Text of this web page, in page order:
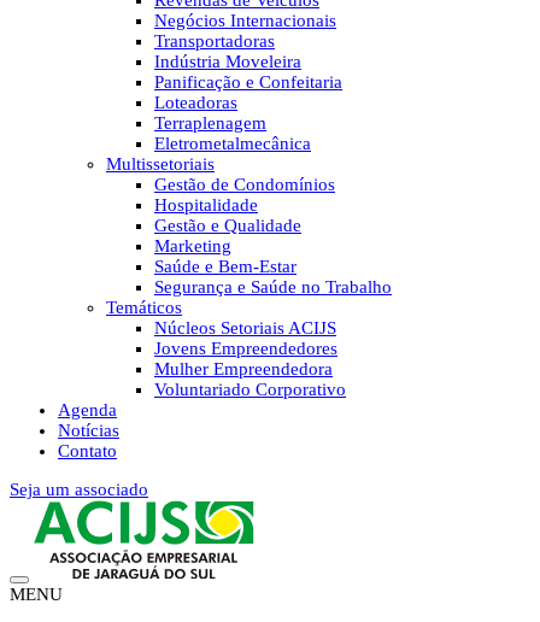
Negócios Internacionais
Transportadoras
Indústria Moveleira
Panificação e Confeitaria
Loteadoras
Terraplenagem
Eletrometalmecânica
Multissetoriais
Gestão de Condomínios
Hospitalidade
Gestão e Qualidade
Marketing
Saúde e Bem-Estar
Segurança e Saúde no Trabalho
Temáticos
Núcleos Setoriais ACIJS
Jovens Empreendedores
Mulher Empreendedora
Voluntariado Corporativo
Agenda
Notícias
Contato
Seja um associado
MENU